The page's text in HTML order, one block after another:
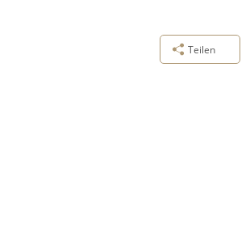
Teilen